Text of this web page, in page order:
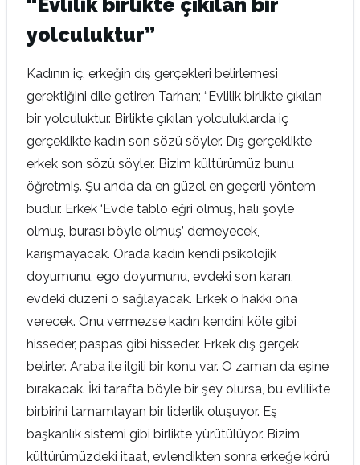
“Evlilik birlikte çıkılan bir
yolculuktur”
Kadının iç, erkeğin dış gerçekleri belirlemesi
gerektiğini dile getiren Tarhan; “Evlilik birlikte çıkılan
bir yolculuktur. Birlikte çıkılan yolculuklarda iç
gerçeklikte kadın son sözü söyler. Dış gerçeklikte
erkek son sözü söyler. Bizim kültürümüz bunu
öğretmiş. Şu anda da en güzel en geçerli yöntem
budur. Erkek ‘Evde tablo eğri olmuş, halı şöyle
olmuş, burası böyle olmuş’ demeyecek,
karışmayacak. Orada kadın kendi psikolojik
doyumunu, ego doyumunu, evdeki son kararı,
evdeki düzeni o sağlayacak. Erkek o hakkı ona
verecek. Onu vermezse kadın kendini köle gibi
hisseder, paspas gibi hisseder. Erkek dış gerçek
belirler. Araba ile ilgili bir konu var. O zaman da eşine
bırakacak. İki tarafta böyle bir şey olursa, bu evlilikte
birbirini tamamlayan bir liderlik oluşuyor. Eş
başkanlık sistemi gibi birlikte yürütülüyor. Bizim
kültürümüzdeki itaat, evlendikten sonra erkeğe körü